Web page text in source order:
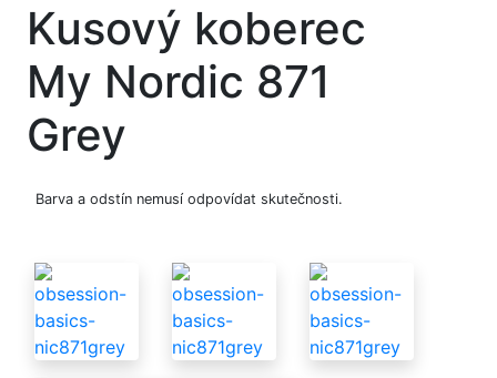
Kusový koberec
My Nordic 871
Grey
Barva a odstín nemusí odpovídat skutečnosti.